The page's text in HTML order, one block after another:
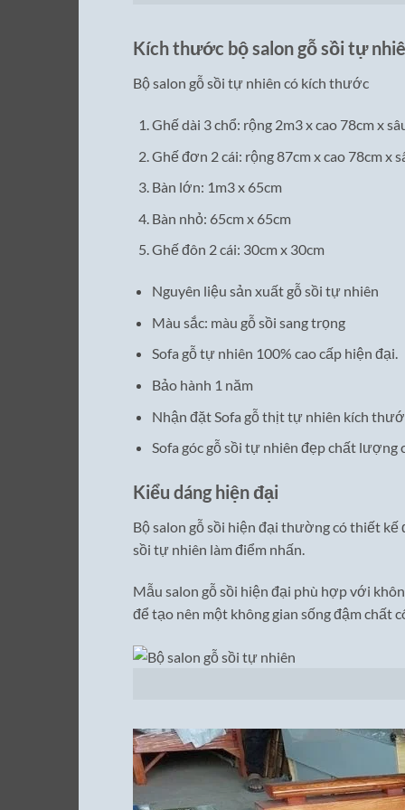
Kích thước bộ salon gỗ sồi tự
Bộ salon gỗ sồi tự nhiên có kích thước
Ghế dài 3 chổ: rộng 2m3 x cao 78cm x
Ghế đơn 2 cái: rộng 87cm x cao 78cm x
Bàn lớn: 1m3 x 65cm
Bàn nhỏ: 65cm x 65cm
Ghế đôn 2 cái: 30cm x 30cm
Nguyên liệu sản xuất gỗ sồi tự nhiên
Màu sắc: màu gỗ sồi sang trọng
Sofa gỗ tự nhiên 100% cao cấp hiện đại.
Bảo hành 1 năm
Nhận đặt Sofa gỗ thịt tự nhiên kích
Sofa góc gỗ sồi tự nhiên đẹp chất lượng
Kiểu dáng hiện đại
Bộ salon gỗ sồi hiện đại thường có thiết
sồi tự nhiên làm điểm nhấn.
Mẫu salon gỗ sồi hiện đại phù hợp với
để tạo nên một không gian sống đậm chất